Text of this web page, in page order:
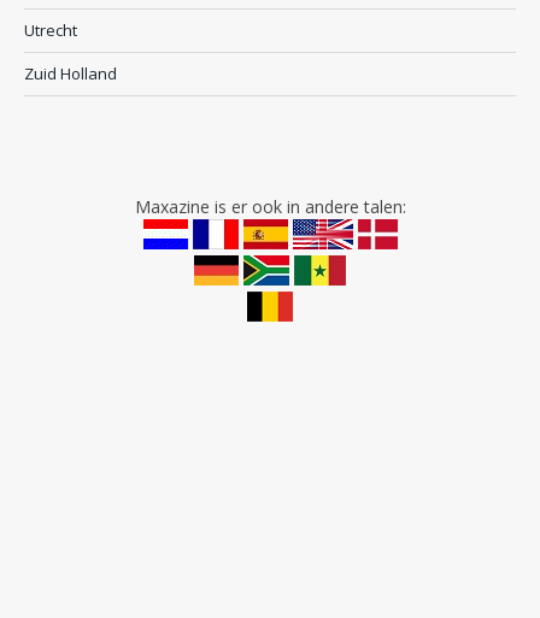
Utrecht
Zuid Holland
Maxazine is er ook in andere talen: